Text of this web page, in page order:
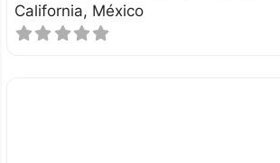
California México